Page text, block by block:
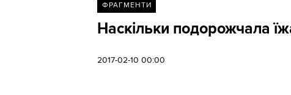
ФРАГМЕНТИ
Наскільки подорожчала
2017-02-10 00:00